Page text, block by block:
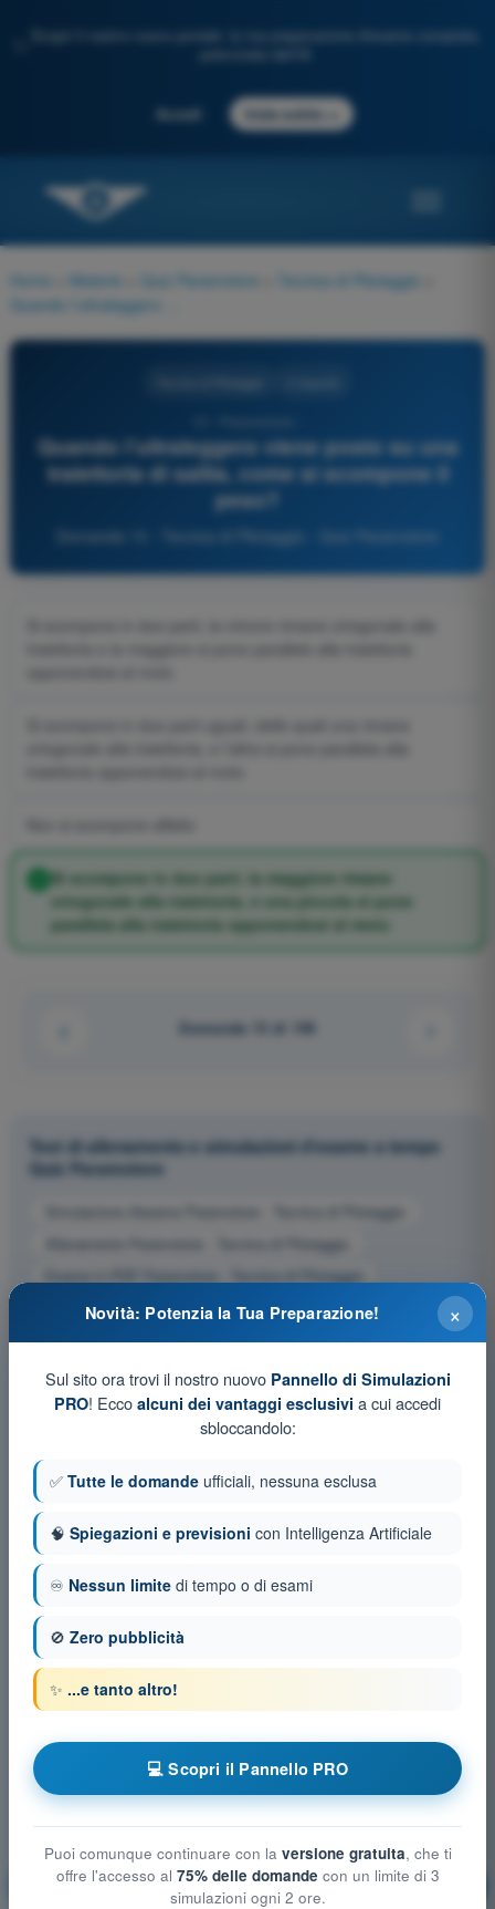
Scopri il nostro nuovo portale: la tua preparazione d'esame completa,
Accedi Inizia subito
Home Materie Quiz Paramotore Tecnica di Pilotaggio
Quando l’ultraleggero viene posto su una
traiettoria di salita, come si scompone il
peso?
Domanda 13 - Tecnica di Pilotaggio - Quiz Paramotore
Si scompone in due parti, la maggiore rimane
ortogonale alla traiettoria, e una piccola si pone
parallela alla traiettoria opponendosi al moto
Domanda 13 di 149
Test di allenamento e simulazioni d'esame a tempo
Quiz Paramotore
Simulazione d'esame Paramotore - Tecnica di Pilotaggio
Allenamento Paramotore - Tecnica di Pilotaggio
Esame in PDF Paramotore - Tecnica di Pilotaggio
Tecnica di Pilotaggio Allenamento!
×
Novità: Potenzia la Tua Preparazione!
Sul sito ora trovi il nostro nuovo Pannello di Simulazioni
PRO! Ecco alcuni dei vantaggi esclusivi a cui accedi
sbloccandolo:
✅ Tutte le domande ufficiali, nessuna esclusa
🧠 Spiegazioni e previsioni con Intelligenza Artificiale
♾️ Nessun limite di tempo o di esami
🚫 Zero pubblicità
✨ ...e tanto altro!
💻 Scopri il Pannello PRO
Puoi comunque continuare con la versione gratuita, che ti
offre l'accesso al 75% delle domande con un limite di 3
simulazioni ogni 2 ore.